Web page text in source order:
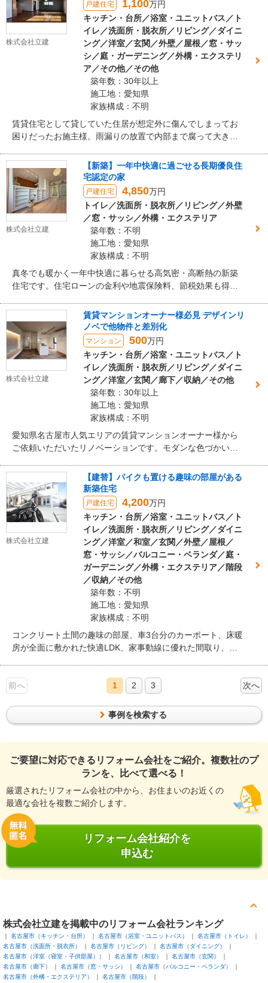
を活用して快適になった南側の各居室、物置になっていた和
室がモダンで快適に生まれ変わった和洋室などほぼ家全体を
リノベーションさせていただきました。
株式会社立建
戸建住宅 1,100万円
キッチン・台所／浴室・ユニットバス／ト
イレ／洗面所・脱衣所／リビング／ダイニ
ング／洋室／玄関／外壁／屋根／窓・サッ
シ／庭・ガーデニング／外構・エクステリ
ア／その他／その他
築年数：30年以上
施工地：愛知県
家族構成：不明
賃貸住宅として貸していた住居が想定外に傷んでしまってお
困りだったお施主様。雨漏りの放置で内部まで腐って大きな
ガレージ、古くなった設備等、補助金も活用しご予算内で最
大効果が得られた木造住宅のリノベーションです。
株式会社立建
【新築】一年中快適に過ごせる長期優良住
宅認定の家
戸建住宅 4,850万円
トイレ／洗面所・脱衣所／リビング／外壁
／窓・サッシ／外構・エクステリア
築年数：不明
施工地：愛知県
家族構成：不明
真冬でも暖かく一年中快適に暮らせる高気密・高断熱の新築
住宅です。住宅ローンの金利や地震保険料、節税効果も得ら
だきます
株式会社立建
賃貸マンションオーナー様必見 デザインリ
ノベで他物件と差別化
マンション 500万円
キッチン・台所／浴室・ユニットバス／ト
イレ／洗面所・脱衣所／リビング／ダイニ
ング／洋室／玄関／廊下／収納／その他
築年数：30年以上
施工地：愛知県
家族構成：不明
愛知県名古屋市人気エリアの賃貸マンションオーナー様から
ご依頼いただいたリノベーションです。モダンな色づかいと
りました。上部から壁を照らすコーニス照明やキッチン上部
のスポット照明が空間全体に温かみを広げています。個室や
トイレ洗面バスも白をベースに穏やかなベージュ・ブラウン
を差し色にして上質な暮らしを演出しています。
株式会社立建
【建替】バイクも置ける趣味の部屋がある
新築住宅
戸建住宅 4,200万円
キッチン・台所／浴室・ユニットバス／ト
イレ／洗面所・脱衣所／リビング／ダイニ
ング／洋室／和室／玄関／外壁／屋根／
窓・サッシ／バルコニー・ベランダ／庭・
ガーデニング／外構・エクステリア／階段
／収納／その他
築年数：不明
施工地：愛知県
家族構成：不明
コンクリート土間の趣味の部屋、車3台分のカーポート、床暖
房が全面に敷かれた快適LDK、家事動線に優れた間取り、
前へ
1 2 3 次へ
事例を検索する
ご要望に対応できるリフォーム会社をご紹介。複数社のプ
ランを、比べて選べる！
厳選されたリフォーム会社の中から、お住まいのお近くの
最適な会社を複数ご紹介します。
リフォーム会社紹介を
申込む
株式会社立建を掲載中のリフォーム会社ランキング
名古屋市（キッチン・台所） 名古屋市（浴室・ユニットバス）
名古屋市（トイレ）
名古屋市（洗面所・脱衣所）
名古屋市（リビング）
名古屋市（ダイニング）
名古屋市（洋室（寝室・子供部屋））
名古屋市（和室）
名古屋市（玄関）
名古屋市（廊下）
名古屋市（窓・サッシ）
名古屋市（バルコニー・ベランダ）
名古屋市（外構・エクステリア）
名古屋市（階段）